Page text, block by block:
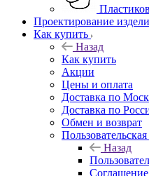
Проектирование
Как купить
Назад
Как купить
Акции
Цены и оплата
Доставка по
Доставка по
Обмен и возврат
Назад